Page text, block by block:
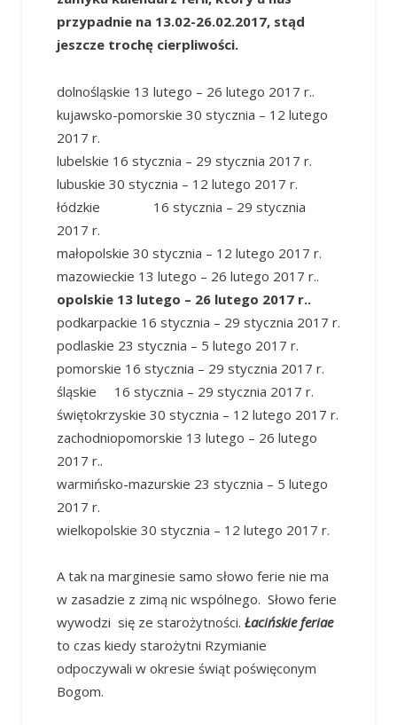
przypadnie na 13.02-26.02.2017, stąd
jeszcze trochę cierpliwości.
dolnośląskie 13 lutego – 26 lutego 2017 r..
kujawsko-pomorskie 30 stycznia – 12 lutego
2017 r.
lubelskie 16 stycznia – 29 stycznia 2017 r.
lubuskie 30 stycznia – 12 lutego 2017 r.
łódzkie 16 stycznia – 29 stycznia
2017 r.
małopolskie 30 stycznia – 12 lutego 2017 r.
mazowieckie 13 lutego – 26 lutego 2017 r..
opolskie 13 lutego – 26 lutego 2017 r..
podkarpackie 16 stycznia – 29 stycznia 2017 r.
podlaskie 23 stycznia – 5 lutego 2017 r.
pomorskie 16 stycznia – 29 stycznia 2017 r.
śląskie 16 stycznia – 29 stycznia 2017 r.
świętokrzyskie 30 stycznia – 12 lutego 2017 r.
zachodniopomorskie 13 lutego – 26 lutego
2017 r..
warmińsko-mazurskie 23 stycznia – 5 lutego
2017 r.
wielkopolskie 30 stycznia – 12 lutego 2017 r.
A tak na marginesie samo słowo ferie nie ma
w zasadzie z zimą nic wspólnego. Słowo ferie
wywodzi się ze starożytności. Łacińskie feriae
to czas kiedy starożytni Rzymianie
odpoczywali w okresie świąt poświęconym
Bogom.